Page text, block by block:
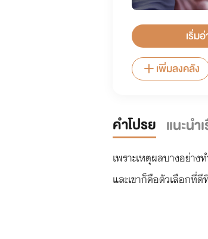
เริ่ม
เพิ่มลงคลัง
คำโปรย แนะนำ
เพราะเหตุผลบางอย่า
และเขาก็คือตัวเลือกที่